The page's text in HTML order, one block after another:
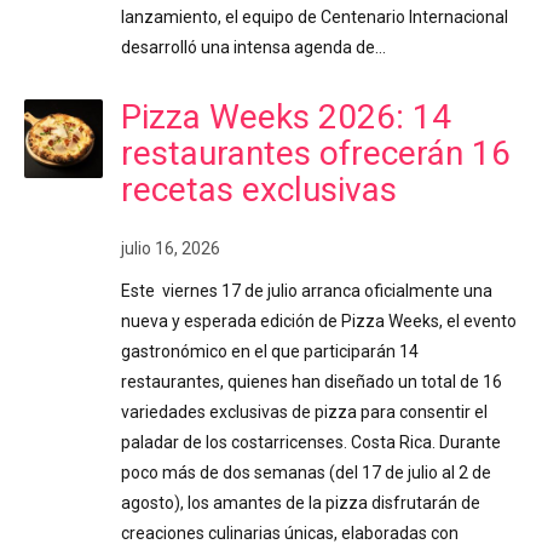
lanzamiento, el equipo de Centenario Internacional
desarrolló una intensa agenda de…
Pizza Weeks 2026: 14
restaurantes ofrecerán 16
recetas exclusivas
julio 16, 2026
Este viernes 17 de julio arranca oficialmente una
nueva y esperada edición de Pizza Weeks, el evento
gastronómico en el que participarán 14
restaurantes, quienes han diseñado un total de 16
variedades exclusivas de pizza para consentir el
paladar de los costarricenses. Costa Rica. Durante
poco más de dos semanas (del 17 de julio al 2 de
agosto), los amantes de la pizza disfrutarán de
creaciones culinarias únicas, elaboradas con